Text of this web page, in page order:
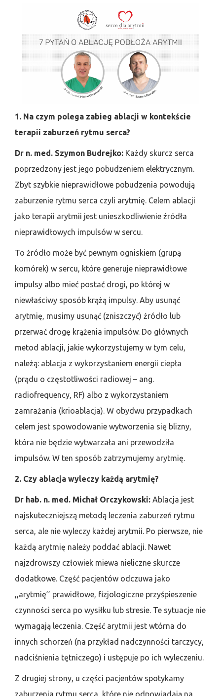
1. Na czym polega zabieg ablacji w kontekście
terapii zaburzeń rytmu serca?
Dr n. med. Szymon Budrejko: Każdy skurcz serca
poprzedzony jest jego pobudzeniem elektrycznym.
Zbyt szybkie nieprawidłowe pobudzenia powodują
zaburzenie rytmu serca czyli arytmię. Celem ablacji
jako terapii arytmii jest unieszkodliwienie źródła
nieprawidłowych impulsów w sercu.
To źródło może być pewnym ogniskiem (grupą
komórek) w sercu, które generuje nieprawidłowe
impulsy albo mieć postać drogi, po której w
niewłaściwy sposób krążą impulsy. Aby usunąć
arytmię, musimy usunąć (zniszczyć) źródło lub
przerwać drogę krążenia impulsów. Do głównych
metod ablacji, jakie wykorzystujemy w tym celu,
należą: ablacja z wykorzystaniem energii ciepła
(prądu o częstotliwości radiowej – ang.
radiofrequency, RF) albo z wykorzystaniem
zamrażania (krioablacja). W obydwu przypadkach
celem jest spowodowanie wytworzenia się blizny,
która nie będzie wytwarzała ani przewodziła
impulsów. W ten sposób zatrzymujemy arytmię.
2. Czy ablacja wyleczy każdą arytmię?
Dr hab. n. med. Michał Orczykowski: Ablacja jest
najskuteczniejszą metodą leczenia zaburzeń rytmu
serca, ale nie wyleczy każdej arytmii. Po pierwsze, nie
każdą arytmię należy poddać ablacji. Nawet
najzdrowszy człowiek miewa nieliczne skurcze
dodatkowe. Część pacjentów odczuwa jako
,,arytmię’’ prawidłowe, fizjologiczne przyśpieszenie
czynności serca po wysiłku lub stresie. Te sytuacje nie
wymagają leczenia. Część arytmii jest wtórna do
innych schorzeń (na przykład nadczynności tarczycy,
nadciśnienia tętniczego) i ustępuje po ich wyleczeniu.
Z drugiej strony, u części pacjentów spotykamy
zaburzenia rytmu serca, które nie odpowiadają na